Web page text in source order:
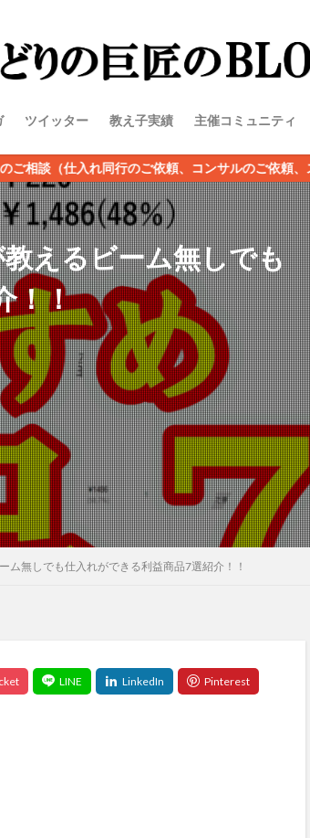
ツイッター 教え子実績 主催コミュニティ
ご依頼、コンサルのご依頼、スクールのご希
えるビーム無しでも
！！
ム無しでも仕入れができる利益商品7選紹介！！